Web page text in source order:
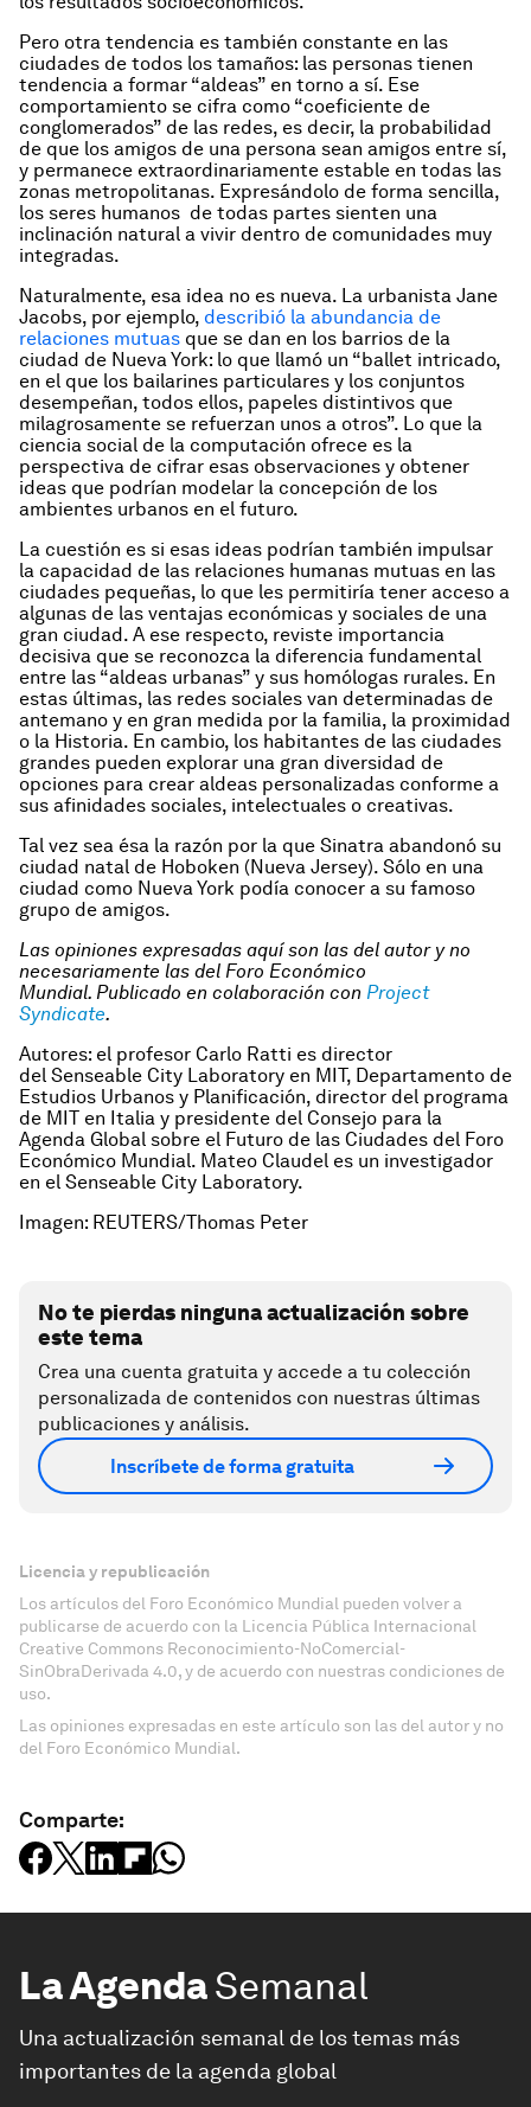
Pero otra tendencia es también constante en las
ciudades de todos los tamaños: las personas tienen
tendencia a formar “aldeas” en torno a sí. Ese
comportamiento se cifra como “coeficiente de
conglomerados” de las redes, es decir, la probabilidad
de que los amigos de una persona sean amigos entre sí,
y permanece extraordinariamente estable en todas las
zonas metropolitanas. Expresándolo de forma sencilla,
los seres humanos de todas partes sienten una
inclinación natural a vivir dentro de comunidades muy
integradas.
Naturalmente, esa idea no es nueva. La urbanista Jane
Jacobs, por ejemplo, describió la abundancia de
relaciones mutuas que se dan en los barrios de la
ciudad de Nueva York: lo que llamó un “ballet intricado,
en el que los bailarines particulares y los conjuntos
desempeñan, todos ellos, papeles distintivos que
milagrosamente se refuerzan unos a otros”. Lo que la
ciencia social de la computación ofrece es la
perspectiva de cifrar esas observaciones y obtener
ideas que podrían modelar la concepción de los
ambientes urbanos en el futuro.
La cuestión es si esas ideas podrían también impulsar
la capacidad de las relaciones humanas mutuas en las
ciudades pequeñas, lo que les permitiría tener acceso a
algunas de las ventajas económicas y sociales de una
gran ciudad. A ese respecto, reviste importancia
decisiva que se reconozca la diferencia fundamental
entre las “aldeas urbanas” y sus homólogas rurales. En
estas últimas, las redes sociales van determinadas de
antemano y en gran medida por la familia, la proximidad
o la Historia. En cambio, los habitantes de las ciudades
grandes pueden explorar una gran diversidad de
opciones para crear aldeas personalizadas conforme a
sus afinidades sociales, intelectuales o creativas.
Tal vez sea ésa la razón por la que Sinatra abandonó su
ciudad natal de Hoboken (Nueva Jersey). Sólo en una
ciudad como Nueva York podía conocer a su famoso
grupo de amigos.
Las opiniones expresadas aquí son las del autor y no
necesariamente las del Foro Económico
Mundial. Publicado en colaboración con Project
Syndicate.
Autores: el profesor Carlo Ratti es director
del Senseable City Laboratory en MIT, Departamento de
Estudios Urbanos y Planificación, director del programa
de MIT en Italia y presidente del Consejo para la
Agenda Global sobre el Futuro de las Ciudades del Foro
Económico Mundial. Mateo Claudel es un investigador
en el Senseable City Laboratory.
Imagen: REUTERS/Thomas Peter
No te pierdas ninguna actualización sobre
este tema
Crea una cuenta gratuita y accede a tu colección
personalizada de contenidos con nuestras últimas
publicaciones y análisis.
Inscríbete de forma gratuita
Licencia y republicación
Los artículos del Foro Económico Mundial pueden volver a
publicarse de acuerdo con la Licencia Pública Internacional
Creative Commons Reconocimiento-NoComercial-
SinObraDerivada 4.0, y de acuerdo con nuestras condiciones de
uso.
Las opiniones expresadas en este artículo son las del autor y no
del Foro Económico Mundial.
Comparte:
La AgendaSemanal
Una actualización semanal de los temas más
importantes de la agenda global